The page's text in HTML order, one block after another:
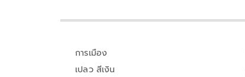
การเมือง
เปลว สีเงิน